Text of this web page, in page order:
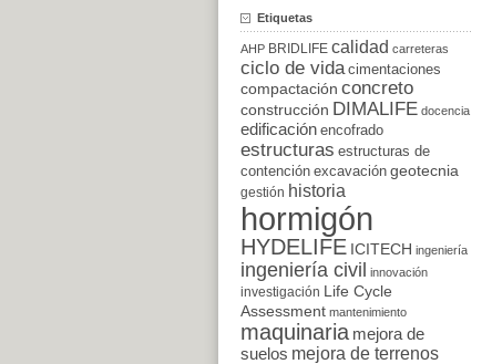
Etiquetas
AHP BRIDLIFE calidad carreteras
ciclo de vida cimentaciones
compactación concreto
construcción DIMALIFE docencia
edificación encofrado
estructuras estructuras de
contención excavación geotecnia
gestión historia
hormigón
HYDELIFE ICITECH ingeniería
ingeniería civil innovación
investigación
Life Cycle
Assessment mantenimiento
maquinaria mejora de
suelos mejora de terrenos